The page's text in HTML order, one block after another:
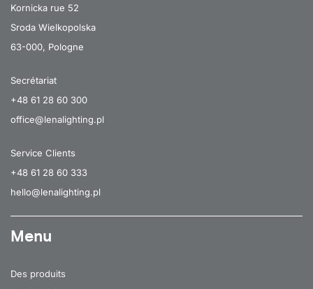
Kornicka rue 52
Sroda Wielkopolska
63-000, Pologne
Secrétariat
+48 61 28 60 300
office@lenalighting.pl
Service Clients
+48 61 28 60 333
hello@lenalighting.pl
Menu
Des produits